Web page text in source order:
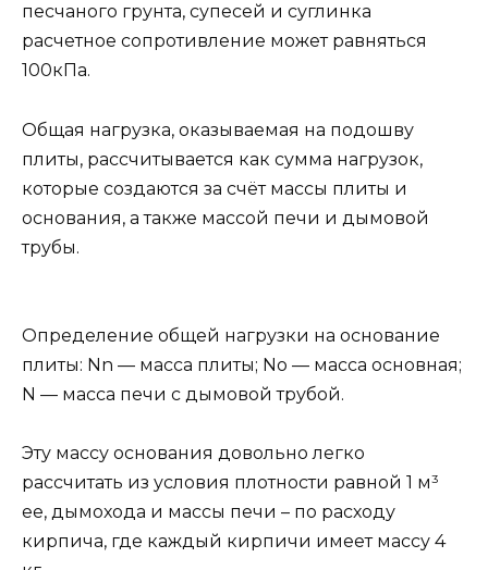
песчаного грунта, супесей и суглинка
расчетное сопротивление может равняться
100кПа.
Общая нагрузка, оказываемая на подошву
плиты, рассчитывается как сумма нагрузок,
которые создаются за счёт массы плиты и
основания, а также массой печи и дымовой
трубы.
Определение общей нагрузки на основание
плиты: Nn — масса плиты; Nо — масса основная;
N — масса печи с дымовой трубой.
Эту массу основания довольно легко
рассчитать из условия плотности равной 1 м³
ее, дымохода и массы печи – по расходу
кирпича, где каждый кирпичи имеет массу 4